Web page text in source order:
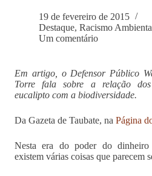
19 de fevereiro de 2015
Destaque, Racismo
Um comentário
Em artigo, o Defensor Público
Torre fala sobre a relação
eucalipto com a biodiversidade.
Da Gazeta de Taubate, na Página
Nesta era do poder do dinheiro
existem várias coisas que parecem